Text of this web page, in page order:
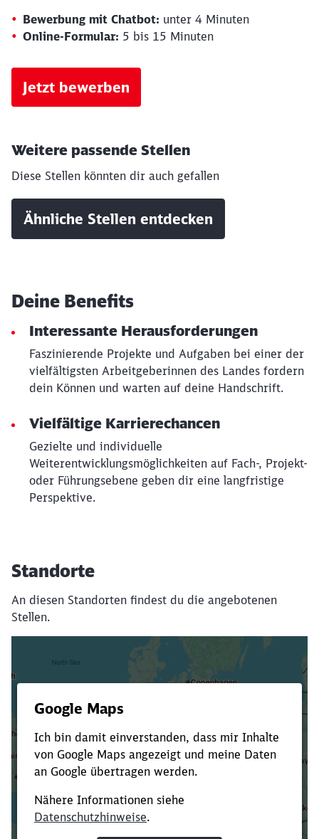
Bewerbung mit Chatbot: unter 4 Minuten
Online-Formular: 5 bis 15 Minuten
Jetzt bewerben
Weitere passende Stellen
Diese Stellen könnten dir auch gefallen
Ähnliche Stellen entdecken
Deine Benefits
Interessante Herausforderungen
Faszinierende Projekte und Aufgaben bei einer der
vielfältigsten Arbeitgeberinnen des Landes fordern
dein Können und warten auf deine Handschrift.
Vielfältige Karrierechancen
Gezielte und individuelle
Weiterentwicklungsmöglichkeiten auf Fach-, Projekt-
oder Führungsebene geben dir eine langfristige
Perspektive.
Standorte
An diesen Standorten findest du die angebotenen
Stellen.
Verkürze die Ladezeit, indem du Suchbegriffe
oder Filter hinzufügst.
werden?